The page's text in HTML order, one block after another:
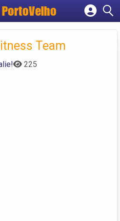
PortoVelho
Cadastrar empresa
Criar conta Team
225